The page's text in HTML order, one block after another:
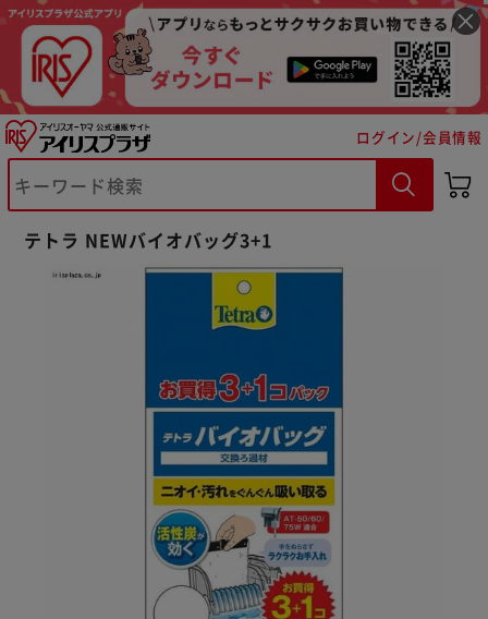
ログイン/会員情報
テトラ NEWバイオバッグ3+1
※ご確認ください
カートに入れる